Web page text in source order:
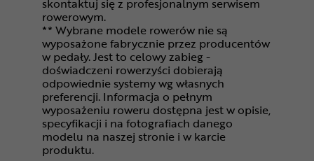
skontaktuj się z profesjonalnym serwisem
rowerowym.
** Wybrane modele rowerów nie są
wyposażone fabrycznie przez producentów
w pedały. Jest to celowy zabieg -
doświadczeni rowerzyści dobierają
odpowiednie systemy wg własnych
preferencji. Informacja o pełnym
wyposażeniu roweru dostępna jest w opisie,
specyfikacji i na fotografiach danego
modelu na naszej stronie i w karcie
produktu.